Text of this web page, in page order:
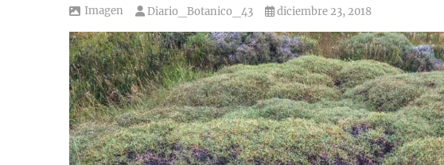
Imagen Diario_Botanico_43 diciembre 23, 2018